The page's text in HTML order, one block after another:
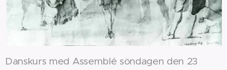
Danskurs med Assemblé söndagen den 23